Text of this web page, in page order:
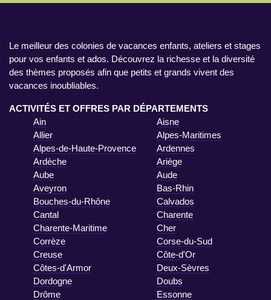
Le meilleur des colonies de vacances enfants, ateliers et stages
pour vos enfants et ados. Découvrez la richesse et la diversité
des thèmes proposés afin que petits et grands vivent des
vacances inoubliables.
ACTIVITÉS ET OFFRES PAR DÉPARTEMENTS
Ain
Aisne
Allier
Alpes-Maritimes
Alpes-de-Haute-Provence
Ardennes
Ardèche
Ariège
Aube
Aude
Aveyron
Bas-Rhin
Bouches-du-Rhône
Calvados
Cantal
Charente
Charente-Maritime
Cher
Corrèze
Corse-du-Sud
Creuse
Côte-d'Or
Côtes-d'Armor
Deux-Sèvres
Dordogne
Doubs
Drôme
Essonne